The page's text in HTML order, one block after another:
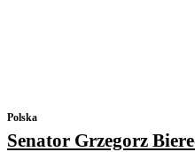
Polska
Senator Grzegorz